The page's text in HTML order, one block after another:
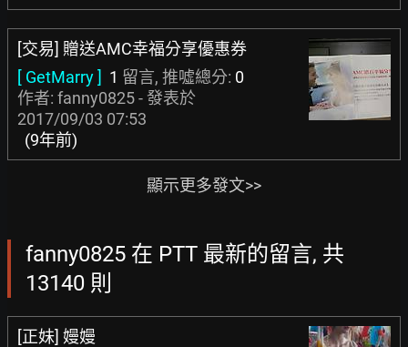
[交易] 贈送AMC幸福分享優惠券
[ GetMarry ] 1 留言, 推噓總分: 0
作者: fanny0825 - 發表於
2017/09/03 07:53
(9年前)
顯示更多發文>>
fanny0825 在 PTT 最新的留言, 共
13140 則
[正妹] 嫚嫚